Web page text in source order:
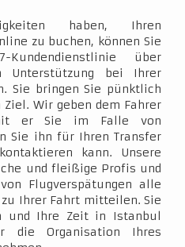
haben, Ihren
zu buchen, können Sie
über
Unterstützung bei Ihrer
Sie bringen Sie pünktlich
Wir geben dem Fahrer
er Sie im Falle von
Sie ihn für Ihren Transfer
kann. Unsere
und fleißige Profis und
Flugverspätungen alle
Ihrer Fahrt mitteilen. Sie
und Ihre Zeit in Istanbul
die Organisation Ihres